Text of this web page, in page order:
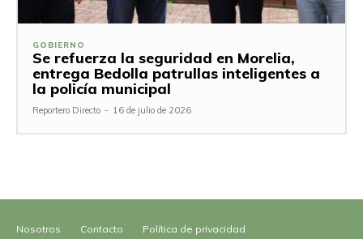
GOBIERNO
Se refuerza la seguridad en Morelia,
entrega Bedolla patrullas inteligentes a
la policía municipal
Reportero Directo - 16 de julio de 2026
Nosotros Contacto Política de privacidad